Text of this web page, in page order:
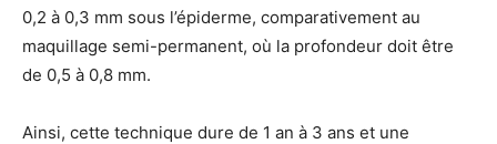
0,2 à 0,3 mm sous l’épiderme, comparativement au
maquillage semi-permanent, où la profondeur doit être
de 0,5 à 0,8 mm.
Ainsi, cette technique dure de 1 an à 3 ans et une